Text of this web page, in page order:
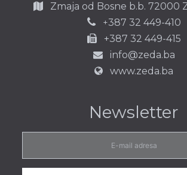
Zmaja od Bosne b.b. 72000
+387 32 449-410
+387 32 449-415
info@zeda.ba
www.zeda.ba
Newsletter
mail
adresa